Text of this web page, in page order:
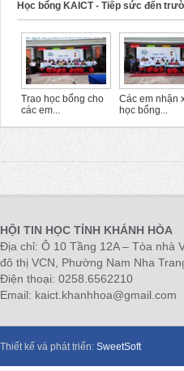
Học bổng KAICT - Tiếp sức đến
Trao học bổng cho
các em...
Các em nhận
học bổng...
HỘI TIN HỌC TỈNH KHÁNH HÒA
Địa chỉ: Ô 10 Tầng 12A – Tòa nhà
đô thị VCN, Phường Nam Nha
Điện thoại: 0258.6562210
Email: kaict.khanhhoa@gmail.com
Thiết kế và phát triển: SweetSoft